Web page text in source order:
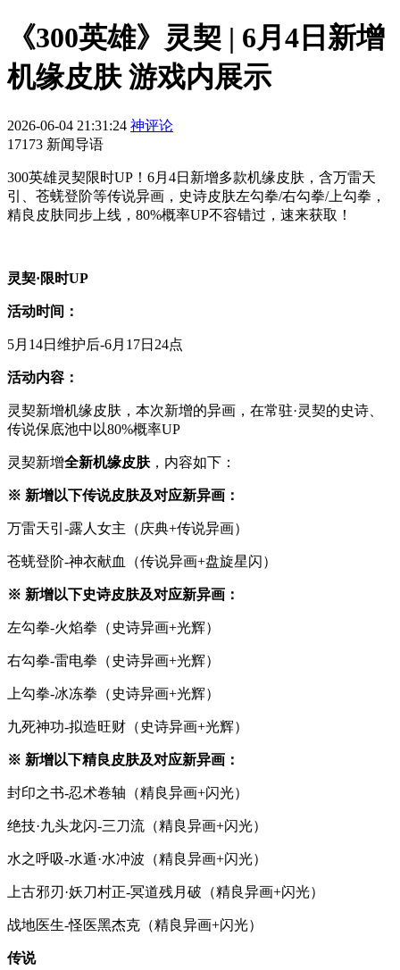
《300英雄》灵契 | 6月4日新增
机缘皮肤 游戏内展示
2026-06-04 21:31:24 神评论
17173 新闻导语
300英雄灵契限时UP！6月4日新增多款机缘皮肤，含万雷天
引、苍蜣登阶等传说异画，史诗皮肤左勾拳/右勾拳/上勾拳，
精良皮肤同步上线，80%概率UP不容错过，速来获取！
灵契·限时UP
活动时间：
5月14日维护后-6月17日24点
活动内容：
灵契新增机缘皮肤，本次新增的异画，在常驻·灵契的史诗、
传说保底池中以80%概率UP
灵契新增全新机缘皮肤，内容如下：
※ 新增以下传说皮肤及对应新异画：
万雷天引-露人女主（庆典+传说异画）
苍蜣登阶-神衣献血（传说异画+盘旋星闪）
※ 新增以下史诗皮肤及对应新异画：
左勾拳-火焰拳（史诗异画+光辉）
右勾拳-雷电拳（史诗异画+光辉）
上勾拳-冰冻拳（史诗异画+光辉）
九死神功-拟造旺财（史诗异画+光辉）
※ 新增以下精良皮肤及对应新异画：
封印之书-忍术卷轴（精良异画+闪光）
绝技·九头龙闪-三刀流（精良异画+闪光）
水之呼吸-水遁·水冲波（精良异画+闪光）
上古邪刃·妖刀村正-冥道残月破（精良异画+闪光）
战地医生-怪医黑杰克（精良异画+闪光）
传说